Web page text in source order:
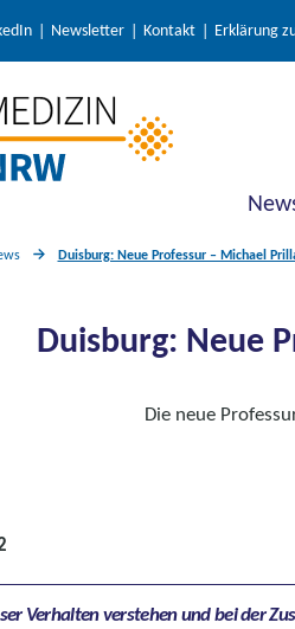
Newsletter Kontakt Erklärung
Duisburg: Neue Professur – Michael
Duisburg: Neue
Die neue
Verhalten verstehen und bei der